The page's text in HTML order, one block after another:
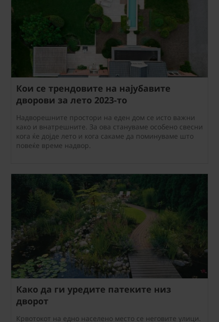
Кои се трендовите на најубавите
дворови за лето 2023-то
Надворешните простори на еден дом се исто важни
како и внатрешните. За ова стануваме особено свесни
кога ќе дојде лето и кога сакаме да поминуваме што
повеќе време надвор.
Како да ги уредите патеките низ
дворот
Крвотокот на едно населено место се неговите улици.